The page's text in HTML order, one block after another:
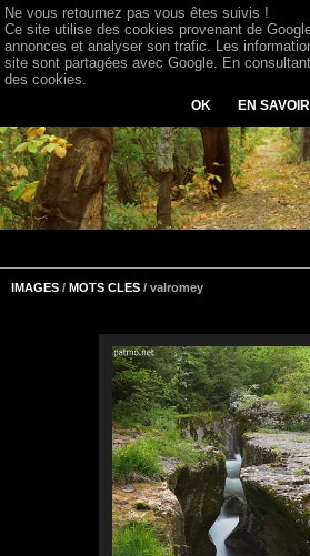
IMAGES / MOTS CLES / valromey
Ne vous retournez pas vous êtes suivis !
Ce site utilise des cookies provenant de
annonces et analyser son trafic. Les
site sont partagées avec Google. En
des cookies.
OK EN